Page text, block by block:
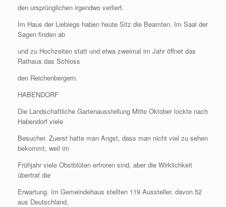
den ursprünglichen irgendwo verliert.
Im Haus der Liebiegs haben heute Sitz die Beamten. Im Saal der
Sagen finden ab
und zu Hochzeiten statt und etwa zweimal im Jahr öffnet das
Rathaus das Schloss
den Reichenbergern.
HABENDORF
Die Landschaftliche Gartenausstellung Mitte Oktober lockte nach
Habendorf viele
Besucher. Zuerst hatte man Angst, dass man nicht viel zu sehen
bekommt, weil im
Frühjahr viele Obstblüten erfroren sind, aber die Wirklichkeit
übertraf die
Erwartung. Im Gemeindehaus stellten 119 Aussteller, davon 52
aus Deutschland,